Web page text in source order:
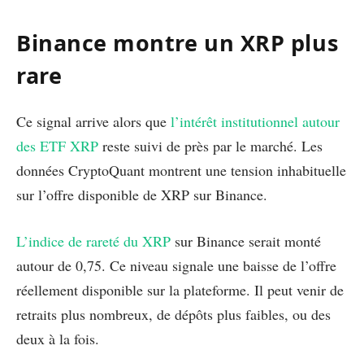
Binance montre un XRP plus
rare
Ce signal arrive alors que l’intérêt institutionnel autour
des ETF XRP reste suivi de près par le marché. Les
données CryptoQuant montrent une tension inhabituelle
sur l’offre disponible de XRP sur Binance.
L’indice de rareté du XRP sur Binance serait monté
autour de 0,75. Ce niveau signale une baisse de l’offre
réellement disponible sur la plateforme. Il peut venir de
retraits plus nombreux, de dépôts plus faibles, ou des
deux à la fois.